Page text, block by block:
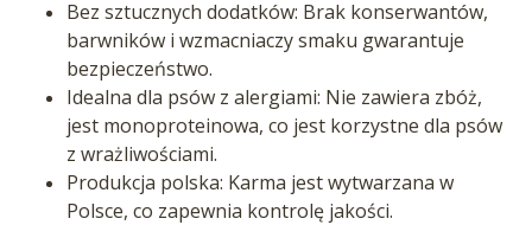
Bez sztucznych dodatków: Brak konserwantów,
barwników i wzmacniaczy smaku gwarantuje
bezpieczeństwo.
Idealna dla psów z alergiami: Nie zawiera zbóż,
jest monoproteinowa, co jest korzystne dla psów
z wrażliwościami.
Produkcja polska: Karma jest wytwarzana w
Polsce, co zapewnia kontrolę jakości.